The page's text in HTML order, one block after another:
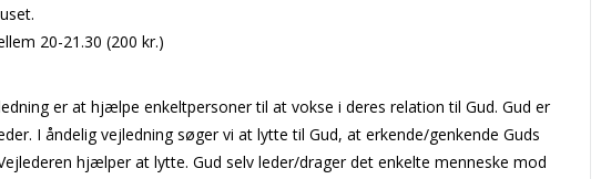
20-21.30 (200 kr.)
er at hjælpe enkeltpersoner til at vokse i deres relation til Gud. Gud er
I åndelig vejledning søger vi at lytte til Gud, at erkende/genkende Guds
hjælper at lytte. Gud selv leder/drager det enkelte menneske mod